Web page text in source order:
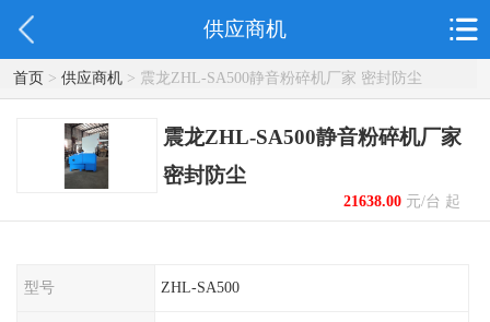
供应商机
首页> 供应商机> 震龙ZHL-SA500静音粉碎机厂家 密封防尘
震龙ZHL-SA500静音粉碎机厂家
密封防尘
21638.00元/台 起
型号 ZHL-SA500